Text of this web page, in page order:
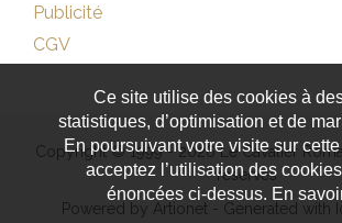
Publicité
CGV
Copyright © 1999 - 2026 Le Cavalier
réservés
Powered by Artionet - Generated with
Ce site utilise des cookies à
statistiques, d’optimisation et de
En poursuivant votre visite sur
acceptez l’utilisation des
énoncées ci-dessus. En